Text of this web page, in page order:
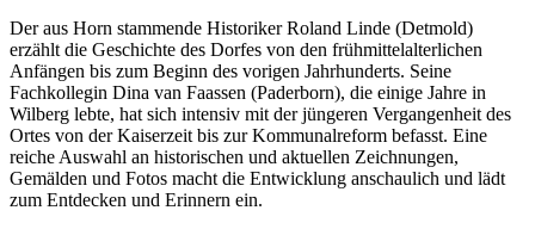
Der aus Horn stammende Historiker Roland Linde (Detmold)
erzählt die Geschichte des Dorfes von den frühmittelalterlichen
Anfängen bis zum Beginn des vorigen Jahrhunderts. Seine
Fachkollegin Dina van Faassen (Paderborn), die einige Jahre in
Wilberg lebte, hat sich intensiv mit der jüngeren Vergangenheit des
Ortes von der Kaiserzeit bis zur Kommunalreform befasst. Eine
reiche Auswahl an historischen und aktuellen Zeichnungen,
Gemälden und Fotos macht die Entwicklung anschaulich und lädt
zum Entdecken und Erinnern ein.